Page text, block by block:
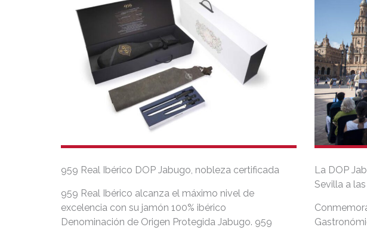
959 Real Ibérico DOP Jabugo, nobleza certificada
959 Real Ibérico alcanza el máximo nivel de
excelencia con su jamón 100% ibérico
Denominación de Origen Protegida Jabugo. 959
La DOP
Sevilla a